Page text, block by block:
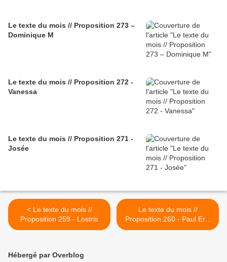
Le texte du mois // Proposition 273 –
Dominique M
Le texte du mois // Proposition 272 -
Vanessa
Le texte du mois // Proposition 271 -
Josée
< Le texte du mois //
Proposition 259 - Lostris
Le texte du mois //
Proposition 260 - Paul Eric
>
Hébergé par Overblog